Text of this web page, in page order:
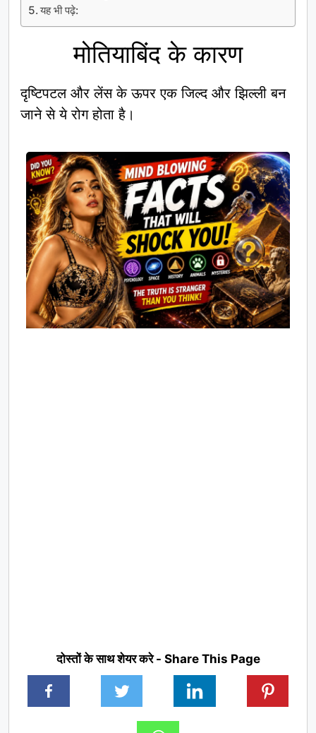
यह भी पढ़े:
मोतियाबिंद के कारण
दृष्टिपटल और लेंस के ऊपर एक जिल्द और झिल्ली बन
जाने से ये रोग होता है।
दोस्तों के साथ शेयर करे - Share This Page